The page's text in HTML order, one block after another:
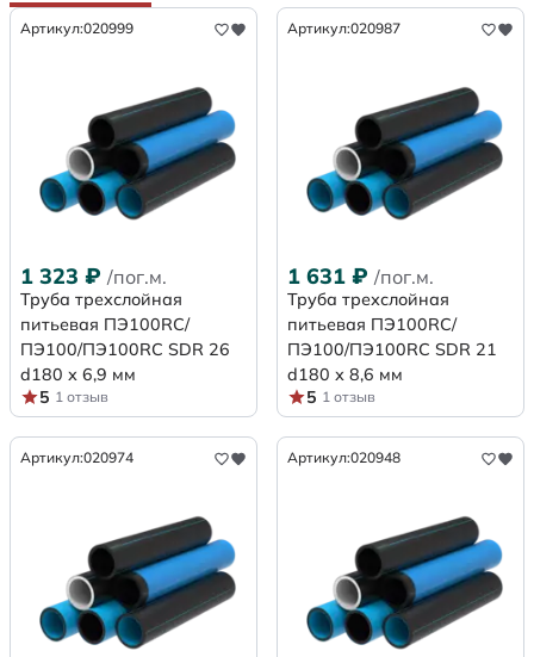
Артикул:020999
1 323 ₽ /пог.м.
Труба трехслойная
питьевая ПЭ100RC/
ПЭ100/ПЭ100RC SDR 26
d180 х 6,9 мм
5 1 отзыв
Артикул:020987
1 631 ₽ /пог.м.
Труба трехслойная
питьевая ПЭ100RC/
ПЭ100/ПЭ100RC SDR 21
d180 х 8,6 мм
5 1 отзыв
Артикул:020974 Артикул:020948